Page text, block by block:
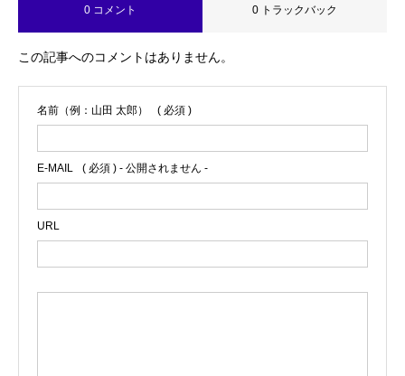
0 コメント 0 トラックバック
この記事へのコメントはありません。
名前（例：山田 太郎） ( 必須 )
E-MAIL ( 必須 ) - 公開されません -
URL